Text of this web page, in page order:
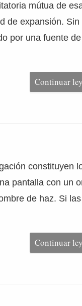
mútua de
de expansión. Sin
por una fuente de
Continuar
constituyen
pantalla con un
de haz. Si las
Continuar